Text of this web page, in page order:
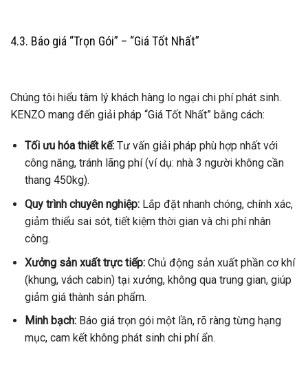
4.3. Báo giá “Trọn Gói” – “Giá Tốt Nhất”
Chúng tôi hiểu tâm lý khách hàng lo ngại chi phí phát sinh.
KENZO mang đến giải pháp “Giá Tốt Nhất” bằng cách:
Tối ưu hóa thiết kế:Tư vấn giải pháp phù hợp nhất với
công năng, tránh lãng phí (ví dụ: nhà 3 người không cần
thang 450kg).
Quy trình chuyên nghiệp:Lắp đặt nhanh chóng, chính xác,
giảm thiểu sai sót, tiết kiệm thời gian và chi phí nhân
công.
Xưởng sản xuất trực tiếp:Chủ động sản xuất phần cơ khí
(khung, vách cabin) tại xưởng, không qua trung gian, giúp
giảm giá thành sản phẩm.
Minh bạch:Báo giá trọn gói một lần, rõ ràng từng hạng
mục, cam kết không phát sinh chi phí ẩn.